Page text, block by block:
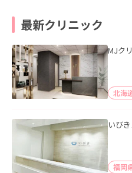
最新クリニック
MJク
北海
いび
福岡